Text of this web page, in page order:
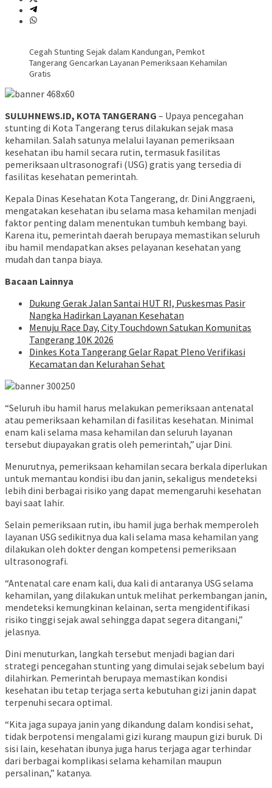
Cegah Stunting Sejak dalam Kandungan, Pemkot
Tangerang Gencarkan Layanan Pemeriksaan Kehamilan
Gratis
SULUHNEWS.ID, KOTA TANGERANG – Upaya pencegahan
stunting di Kota Tangerang terus dilakukan sejak masa
kehamilan. Salah satunya melalui layanan pemeriksaan
kesehatan ibu hamil secara rutin, termasuk fasilitas
pemeriksaan ultrasonografi (USG) gratis yang tersedia di
fasilitas kesehatan pemerintah.
Kepala Dinas Kesehatan Kota Tangerang, dr. Dini Anggraeni,
mengatakan kesehatan ibu selama masa kehamilan menjadi
faktor penting dalam menentukan tumbuh kembang bayi.
Karena itu, pemerintah daerah berupaya memastikan seluruh
ibu hamil mendapatkan akses pelayanan kesehatan yang
mudah dan tanpa biaya.
Bacaan Lainnya
Dukung Gerak Jalan Santai HUT RI, Puskesmas Pasir
Nangka Hadirkan Layanan Kesehatan
Menuju Race Day, City Touchdown Satukan Komunitas
Tangerang 10K 2026
Dinkes Kota Tangerang Gelar Rapat Pleno Verifikasi
Kecamatan dan Kelurahan Sehat
“Seluruh ibu hamil harus melakukan pemeriksaan antenatal
atau pemeriksaan kehamilan di fasilitas kesehatan. Minimal
enam kali selama masa kehamilan dan seluruh layanan
tersebut diupayakan gratis oleh pemerintah,” ujar Dini.
Menurutnya, pemeriksaan kehamilan secara berkala diperlukan
untuk memantau kondisi ibu dan janin, sekaligus mendeteksi
lebih dini berbagai risiko yang dapat memengaruhi kesehatan
bayi saat lahir.
Selain pemeriksaan rutin, ibu hamil juga berhak memperoleh
layanan USG sedikitnya dua kali selama masa kehamilan yang
dilakukan oleh dokter dengan kompetensi pemeriksaan
ultrasonografi.
“Antenatal care enam kali, dua kali di antaranya USG selama
kehamilan, yang dilakukan untuk melihat perkembangan janin,
mendeteksi kemungkinan kelainan, serta mengidentifikasi
risiko tinggi sejak awal sehingga dapat segera ditangani,”
jelasnya.
Dini menuturkan, langkah tersebut menjadi bagian dari
strategi pencegahan stunting yang dimulai sejak sebelum bayi
dilahirkan. Pemerintah berupaya memastikan kondisi
kesehatan ibu tetap terjaga serta kebutuhan gizi janin dapat
terpenuhi secara optimal.
“Kita jaga supaya janin yang dikandung dalam kondisi sehat,
tidak berpotensi mengalami gizi kurang maupun gizi buruk. Di
sisi lain, kesehatan ibunya juga harus terjaga agar terhindar
dari berbagai komplikasi selama kehamilan maupun
persalinan,” katanya.